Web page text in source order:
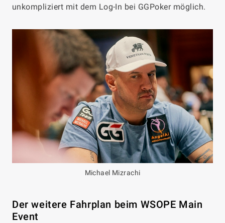
unkompliziert mit dem Log-In bei GGPoker möglich.
Michael Mizrachi
Der weitere Fahrplan beim WSOPE Main
Event